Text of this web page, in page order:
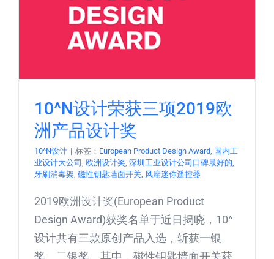
10^N设计荣获三项2019欧
洲产品设计奖
10^N设计 | 标签： European Product Design Award, 国内工
业设计大公司 , 欧洲设计奖, 深圳工业设计公司口碑最好的,
牙刷消毒架, 磁性钥匙墙面开关, 风扇迷你遥控器
2019欧洲设计奖(European Product
Design Award)获奖名单于近日揭晓，10^
设计共有三款原创产品入选，斩获一银
奖、二银奖。其中，磁性钥匙墙面开关获